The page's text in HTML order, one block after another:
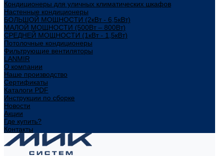
Кондиционеры для уличных климатических шкафов
Настенные кондиционеры
БОЛЬШОЙ МОЩНОСТИ (2кВт - 6,5кВт)
МАЛОЙ МОЩНОСТИ (500Вт – 800Вт)
СРЕДНЕЙ МОЩНОСТИ (1кВт - 1,5кВт)
Потолочные кондиционеры
Фильтрующие вентиляторы
LANMIR
О компании
Наше производство
Сертификаты
Каталоги PDF
Инструкции по сборке
Новости
Акции
Где купить?
Контакты